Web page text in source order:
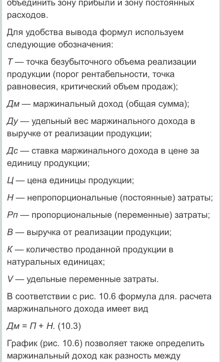
объединить зону прибыли и зону постоянных
расходов.
Для удобства вывода формул используем
следующие обозначения:
Т —точка безубыточного объема реализации
продукции (порог рентабельности, точка
равновесия, критический объем продаж);
Дм —маржинальный доход (общая сумма);
Ду —удельный вес маржинального дохода в
выручке от реализации продукции;
Дс —ставка маржинального дохода в цене за
единицу продукции;
Ц —цена единицы продукции;
Н —непропорциональные (постоянные) затраты;
Рп —пропорциональные (переменные) затраты;
В —выручка от реализации продукции;
К —количество проданной продукции в
натуральных единицах;
V —удельные переменные затраты.
В соответствии с рис. 10.6 формула для. расчета
маржинального дохода имеет вид
Дм = П+ Н. (10.3)
График (рис. 10.6) позволяет также определить
маржинальный доход как разность между